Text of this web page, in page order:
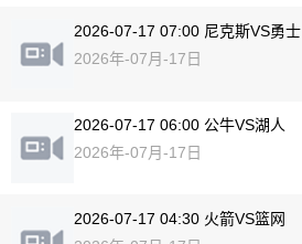
2026-07-17 07:00 尼克斯VS勇士
2026年-07月-17日
2026-07-17 06:00 公牛VS湖人
2026年-07月-17日
2026-07-17 04:30 火箭VS篮网